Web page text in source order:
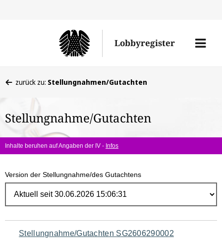
Lobbyregister
Menü
befinden
hier:
zurück zu: Stellungnahmen/Gutachten
Stellungnahme/Gutachten
Inhalte beruhen auf Angaben der IV - Infos
Version der Stellungnahme/des Gutachtens
Navigation
Stellungnahme/Gutachten SG2606290002